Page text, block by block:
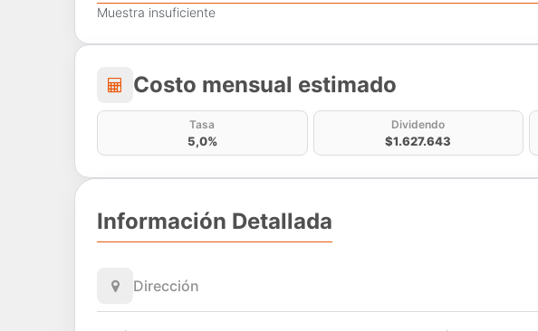
Muestra insuficiente
Costo mensual estimado
Costo mensual estimado
Tasa
5,0%
Dividendo
$1.627.643
Información Detallada
Dirección